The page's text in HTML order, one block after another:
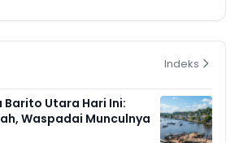
Indeks
Utara Hari Ini:
Waspadai Munculnya